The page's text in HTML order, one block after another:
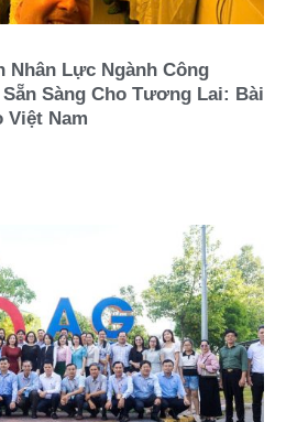
Nhân Lực Ngành Công
Sàng Cho Tương Lai: Bài
Việt Nam